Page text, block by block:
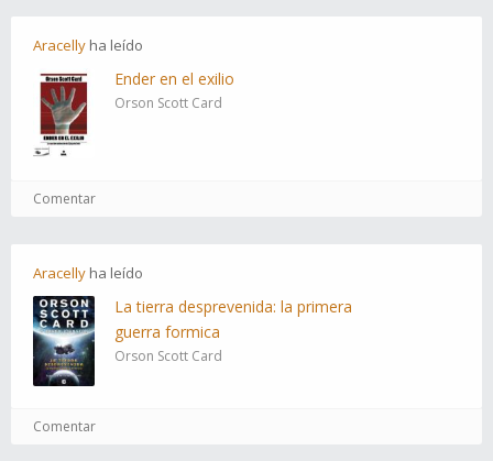
Aracelly ha leído
Ender en el exilio
Orson Scott Card
Comentar
Aracelly ha leído
La tierra desprevenida: la primera
guerra formica
Orson Scott Card
Comentar